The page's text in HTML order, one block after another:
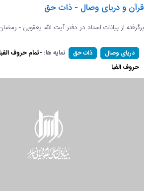
قرآن و دریای وصال - ذات حق
برگرفته از بیانات استاد در دفتر آیت الله یعقوبی - رمضان
دریای وصال ذات حق نمایه ها: -تمام حروف
حروف الفبا